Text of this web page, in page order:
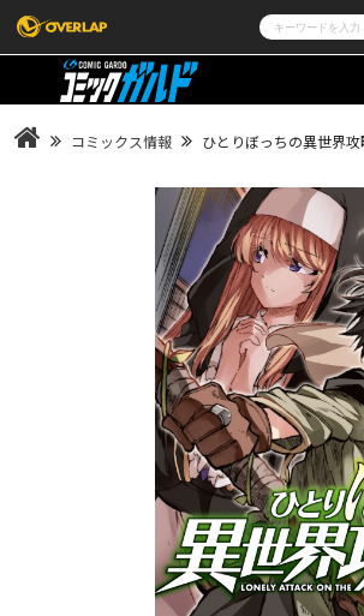
コミック
LiQulle
ポケットモンスター
オーバーラップホールディングス
オーバーラップ文庫 オーバーラ
ロサージュノベルス コミ
リキューレ コミッ
閉
コミックス情報 ひとりぼっちの異世界攻